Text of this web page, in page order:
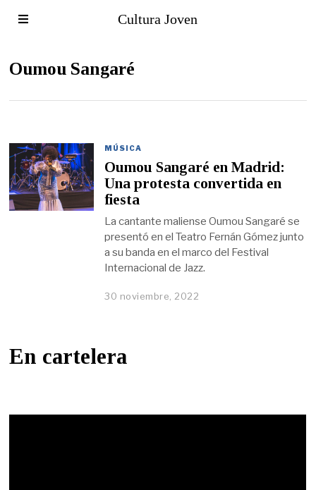
Cultura Joven
Oumou Sangaré
MÚSICA
Oumou Sangaré en Madrid:
Una protesta convertida en
fiesta
La cantante maliense Oumou Sangaré se
presentó en el Teatro Fernán Gómez junto
a su banda en el marco del Festival
Internacional de Jazz.
30 noviembre, 2022
En cartelera